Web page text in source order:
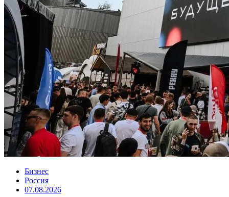
Бизнес
Россия
07.08.2026